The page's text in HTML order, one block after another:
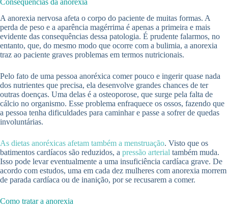
A anorexia nervosa afeta o corpo do paciente de muitas formas. A
perda de peso e a aparência magérrima é apenas a primeira e mais
evidente das consequências dessa patologia. É prudente falarmos, no
entanto, que, do mesmo modo que ocorre com a bulimia, a anorexia
traz ao paciente graves problemas em termos nutricionais.
Pelo fato de uma pessoa anoréxica comer pouco e ingerir quase nada
dos nutrientes que precisa, ela desenvolve grandes chances de ter
outras doenças. Uma delas é a osteoporose, que surge pela falta de
cálcio no organismo. Esse problema enfraquece os ossos, fazendo que
a pessoa tenha dificuldades para caminhar e passe a sofrer de quedas
involuntárias.
As dietas anoréxicas afetam também a menstruação. Visto que os
batimentos cardíacos são reduzidos, a pressão arterial também muda.
Isso pode levar eventualmente a uma insuficiência cardíaca grave. De
acordo com estudos, uma em cada dez mulheres com anorexia morrem
de parada cardíaca ou de inanição, por se recusarem a comer.
Como tratar a anorexia